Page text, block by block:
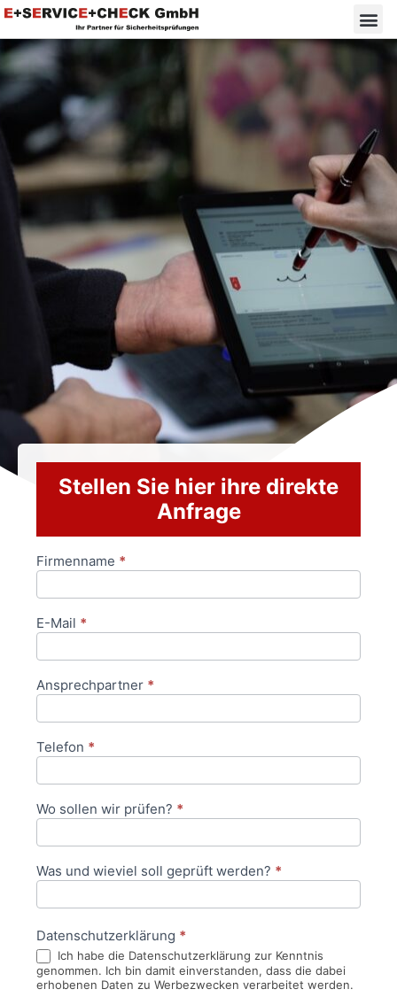
Stellen Sie hier ihre direkte
Anfrage
Anfrageformular
Firmenname *
E-Mail *
Ansprechpartner *
Telefon *
Wo sollen wir prüfen? *
Was und wieviel soll geprüft werden? *
Datenschutzerklärung *
Ich habe die Datenschutzerklärung zur Kenntnis
genommen. Ich bin damit einverstanden, dass die dabei
erhobenen Daten zu Werbezwecken verarbeitet werden.